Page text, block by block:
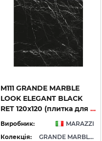
M111 GRANDE MARBLE
LOOK ELEGANT BLACK
RET 120х120 (плитка для підлоги і стін)
Виробник:
MARAZZI
Колекція:
GRANDE MARBLE LOOK